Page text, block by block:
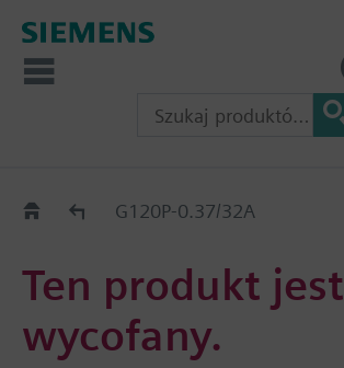
Old2NewG120P-0.37/32A
Ten produkt jest
wycofany.